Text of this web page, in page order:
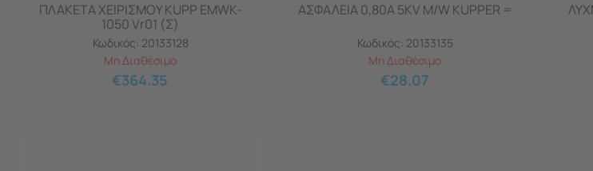
ΠΛΑΚΕΤΑ ΧΕΙΡΙΣΜΟΥ KUPP EMWK-
1050 Vr01 (Σ)
Κωδικός: 20133128
Μη Διαθέσιμο
€364.35
ΑΣΦΑΛΕΙΑ 0,80A 5KV M/W KUPPER =
Κωδικός: 20133135
Μη Διαθέσιμο
€28.07